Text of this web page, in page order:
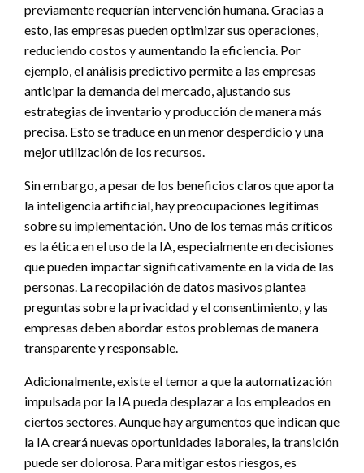
previamente requerían intervención humana. Gracias a
esto, las empresas pueden optimizar sus operaciones,
reduciendo costos y aumentando la eficiencia. Por
ejemplo, el análisis predictivo permite a las empresas
anticipar la demanda del mercado, ajustando sus
estrategias de inventario y producción de manera más
precisa. Esto se traduce en un menor desperdicio y una
mejor utilización de los recursos.
Sin embargo, a pesar de los beneficios claros que aporta
la inteligencia artificial, hay preocupaciones legítimas
sobre su implementación. Uno de los temas más críticos
es la ética en el uso de la IA, especialmente en decisiones
que pueden impactar significativamente en la vida de las
personas. La recopilación de datos masivos plantea
preguntas sobre la privacidad y el consentimiento, y las
empresas deben abordar estos problemas de manera
transparente y responsable.
Adicionalmente, existe el temor a que la automatización
impulsada por la IA pueda desplazar a los empleados en
ciertos sectores. Aunque hay argumentos que indican que
la IA creará nuevas oportunidades laborales, la transición
puede ser dolorosa. Para mitigar estos riesgos, es